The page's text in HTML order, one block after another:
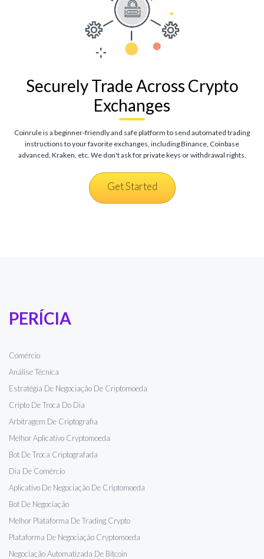
PERÍCIA
Comércio
Análise Técnica
Estratégia De Negociação De Criptomoeda
Cripto De Troca Do Dia
Arbitragem De Criptografia
Melhor Aplicativo Cryptomoeda
Bot De Troca Criptografada
Dia De Comércio
Aplicativo De Negociação De Criptomoeda
Bot De Negociação
Melhor Plataforma De Trading Crypto
Plataforma De Negociação Cryptomoeda
Negociação Automatizada De Bitcoin
Securely Trade Across Crypto
Exchanges
Coinrule is a beginner-friendly and safe platform to send automated trading
instructions to your favorite exchanges, including Binance, Coinbase
advanced, Kraken, etc. We don't ask for private keys or withdrawal rights.
Get Started